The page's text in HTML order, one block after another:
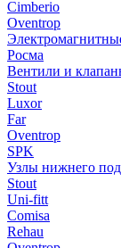
Cimberio
Oventrop
Росма
Вентили и
Stout
Luxor
Far
Oventrop
SPK
Узлы нижнего
Stout
Uni-fitt
Comisa
Rehau